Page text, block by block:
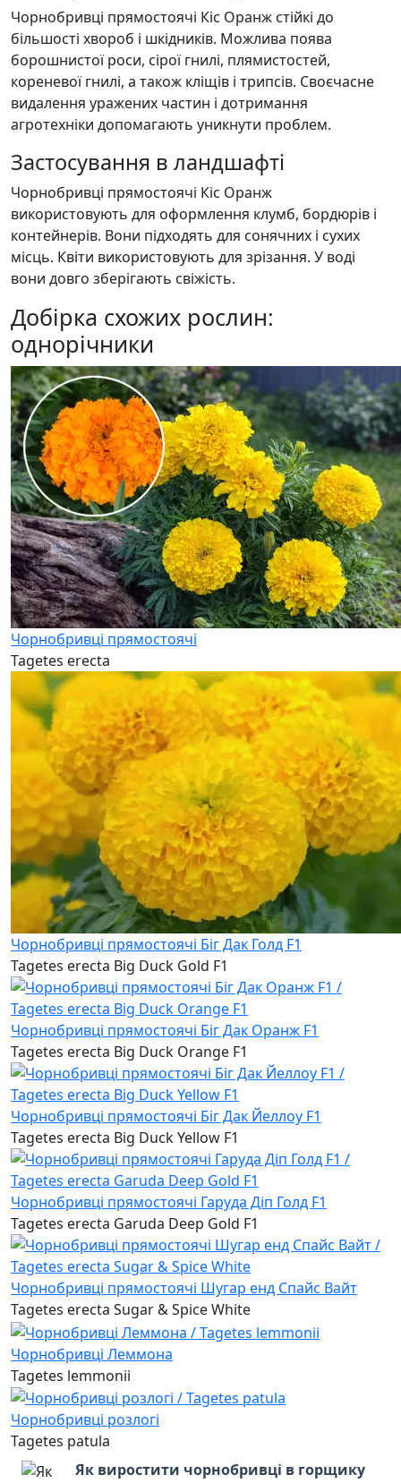
Чорнобривці прямостоячі Кіс Оранж стійкі до
більшості хвороб і шкідників. Можлива поява
борошнистої роси, сірої гнилі, плямистостей,
кореневої гнилі, а також кліщів і трипсів. Своєчасне
видалення уражених частин і дотримання
агротехніки допомагають уникнути проблем.
Застосування в ландшафті
Чорнобривці прямостоячі Кіс Оранж
використовують для оформлення клумб, бордюрів і
контейнерів. Вони підходять для сонячних і сухих
місць. Квіти використовують для зрізання. У воді
вони довго зберігають свіжість.
Добірка схожих рослин:
однорічники
Чорнобривці прямостоячі
Tagetes erecta
Чорнобривці прямостоячі Біг Дак Голд F1
Tagetes erecta Big Duck Gold F1
Чорнобривці прямостоячі Біг Дак Оранж F1
Tagetes erecta Big Duck Orange F1
Чорнобривці прямостоячі Біг Дак Йеллоу F1
Tagetes erecta Big Duck Yellow F1
Чорнобривці прямостоячі Гаруда Діп Голд F1
Tagetes erecta Garuda Deep Gold F1
Чорнобривці прямостоячі Шугар енд Спайс Вайт
Tagetes erecta Sugar & Spice White
Чорнобривці Леммона
Tagetes lemmonii
Чорнобривці розлогі
Tagetes patula
Як виростити чорнобривці в горщику